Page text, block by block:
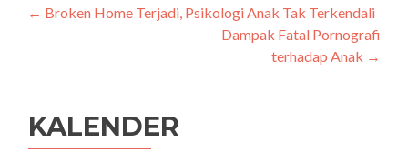
Navigasi
← Broken Home Terjadi, Psikologi Anak Tak Terkendali
Dampak Fatal Pornografi
terhadap Anak →
KALENDER